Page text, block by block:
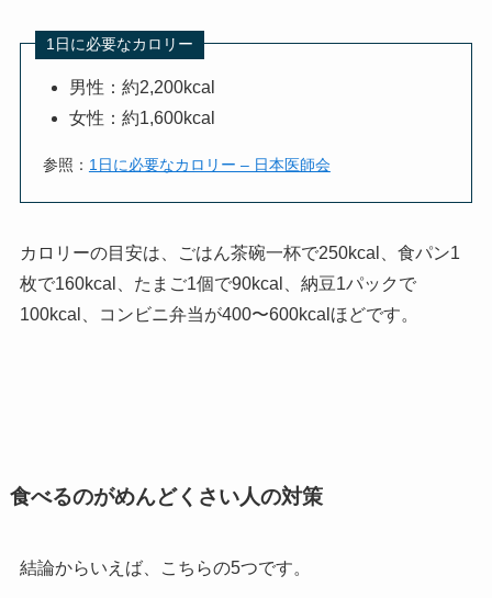
1日に必要なカロリー
男性：約2,200kcal
女性：約1,600kcal
参照： 1日に必要なカロリー – 日本医師会
カロリーの目安は、ごはん茶碗一杯で250kcal、食パン1
枚で160kcal、たまご1個で90kcal、納豆1パックで
100kcal、コンビニ弁当が400〜600kcalほどです。
食べるのがめんどくさい人の対策
結論からいえば、こちらの5つです。